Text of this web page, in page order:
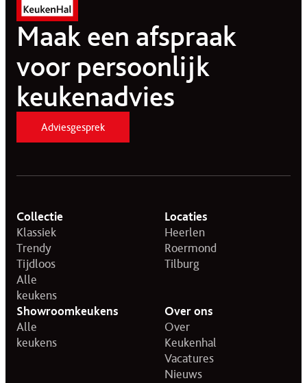
Maak een afspraak
voor persoonlijk
keukenadvies
Adviesgesprek
Collectie
Klassiek
Trendy
Tijdloos
Alle
keukens
Locaties
Heerlen
Roermond
Tilburg
Showroomkeukens
Alle
keukens
Over ons
Over
Keukenhal
Vacatures
Nieuws